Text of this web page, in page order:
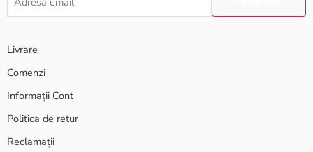
Livrare
Comenzi
Informații Cont
Politica de retur
Reclamații